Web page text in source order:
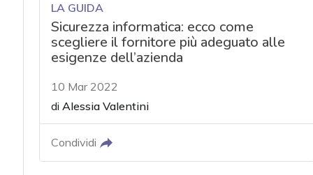
LA GUIDA
Sicurezza informatica: ecco come
scegliere il fornitore più adeguato alle
esigenze dell’azienda
10 Mar 2022
di Alessia Valentini
Condividi